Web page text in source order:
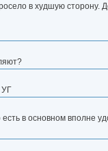
в худшую сторону.
УГ
в основном вполне